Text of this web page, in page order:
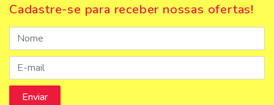
Cadastre-se para receber nossas ofertas!